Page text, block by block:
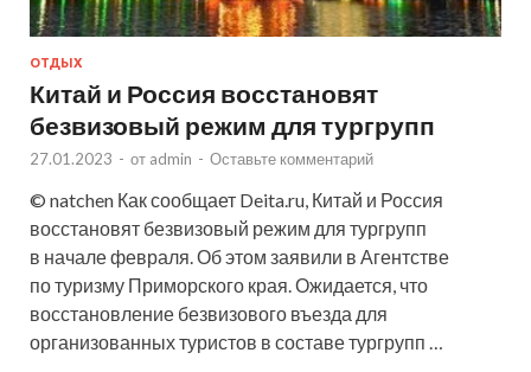
ОТДЫХ
Китай и Россия восстановят
безвизовый режим для тургрупп
27.01.2023 - от admin - Оставьте комментарий
© natchen Как сообщает Deita.ru, Китай и Россия
восстановят безвизовый режим для тургрупп
в начале февраля. Об этом заявили в Агентстве
по туризму Приморского края. Ожидается, что
восстановление безвизового въезда для
организованных туристов в составе тургрупп …